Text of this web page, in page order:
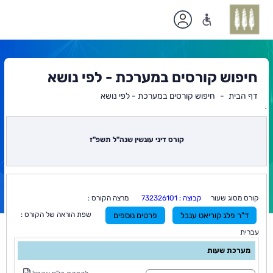
חיפוש קורסים במערכת - לפי נושא
דף הבית חיפוש קורסים במערכת - לפי נושא
`
קורס דיני עונשין שנה"ל תשפ"ז
קורס מסוג שעור קבוצה : 732326101 מרצה הקורס :
ד"ר פלג קוריאט ענבל פרטים נוספים שפת הוראה של הקורס :
עברית
מערכת שעות
ס